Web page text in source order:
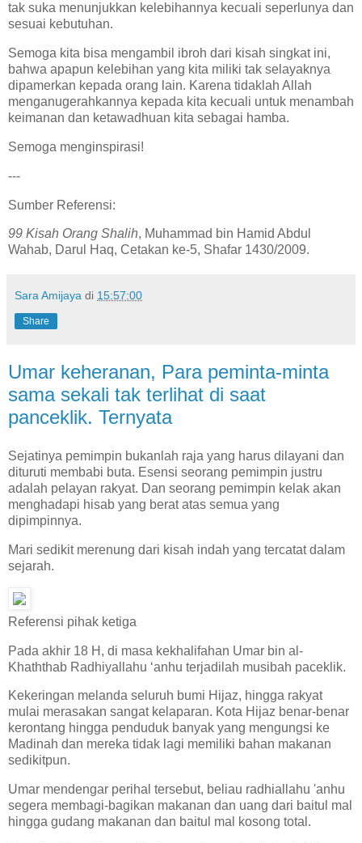
tak suka menunjukkan kelebihannya kecuali seperlunya dan
sesuai kebutuhan.
Semoga kita bisa mengambil ibroh dari kisah singkat ini,
bahwa apapun kelebihan yang kita miliki tak selayaknya
dipamerkan kepada orang lain. Karena tidaklah Allah
menganugerahkannya kepada kita kecuali untuk menambah
keimanan dan ketawadhuan kita sebagai hamba.
Semoga menginspirasi!
---
Sumber Referensi:
99 Kisah Orang Shalih, Muhammad bin Hamid Abdul
Wahab, Darul Haq, Cetakan ke-5, Shafar 1430/2009.
Sara Amijaya di 15:57:00
Share
Umar keheranan, Para peminta-minta
sama sekali tak terlihat di saat
panceklik. Ternyata
Sejatinya pemimpin bukanlah raja yang harus dilayani dan
dituruti membabi buta. Esensi seorang pemimpin justru
adalah pelayan rakyat. Dan seorang pemimpin kelak akan
menghadapi hisab yang berat atas semua yang
dipimpinnya.
Mari sedikit merenung dari kisah indah yang tercatat dalam
sejarah.
Referensi pihak ketiga
Pada akhir 18 H, di masa kekhalifahan Umar bin al-
Khaththab Radhiyallahu ‘anhu terjadilah musibah paceklik.
Kekeringan melanda seluruh bumi Hijaz, hingga rakyat
mulai merasakan sangat kelaparan. Kota Hijaz benar-benar
kerontang hingga penduduk banyak yang mengungsi ke
Madinah dan mereka tidak lagi memiliki bahan makanan
sedikitpun.
Umar mendengar perihal tersebut, beliau radhiallahu 'anhu
segera membagi-bagikan makanan dan uang dari baitul mal
hingga gudang makanan dan baitul mal kosong total.